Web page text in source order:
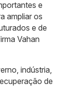
e
ampliar os
e de
Vahan
indústria,
de